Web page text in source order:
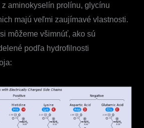
aminokyselín prolínu, glycínu
majú veľmi zaujímavé vlastnosti.
môžeme všimnúť, ako sú
podľa hydrofilnosti